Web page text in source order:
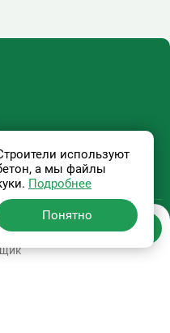
данных
используют
а мы файлы
Подробнее
Понятно